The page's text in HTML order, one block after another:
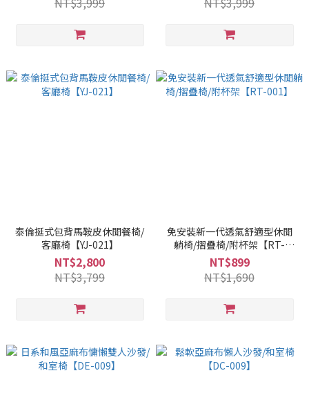
泰倫挺式包背馬鞍皮休閒餐椅/
客廳椅【YJ-021】
NT$2,800
NT$3,799
免安裝新一代透氣舒適型休閒
躺椅/摺疊椅/附杯架【RT-
001】
NT$899
NT$1,690